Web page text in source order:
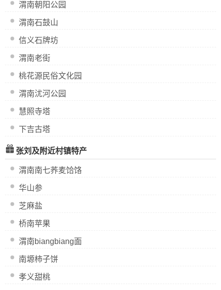
渭南朝阳公园
渭南石鼓山
信义石牌坊
渭南老街
桃花源民俗文化园
渭南沋河公园
慧照寺塔
下吉古塔
张刘及附近村镇特产
渭南南七荞麦饸饹
华山参
芝麻盐
桥南苹果
渭南biangbiang面
南塬柿子饼
孝义甜桃